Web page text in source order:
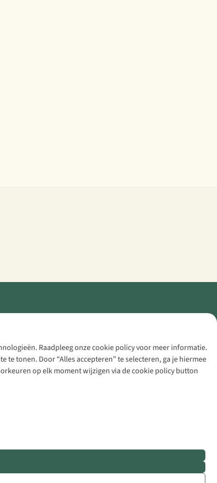
Raadpleeg onze cookie policy voor meer informatie.
tonen. Door “Alles accepteren” te selecteren, ga je hiermee
op elk moment wijzigen via de cookie policy button